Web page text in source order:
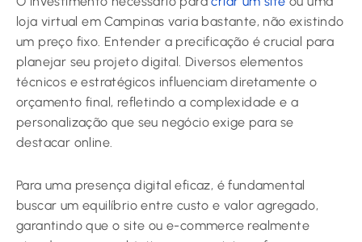
loja virtual em Campinas varia bastante, não existindo
um preço fixo. Entender a precificação é crucial para
planejar seu projeto digital. Diversos elementos
técnicos e estratégicos influenciam diretamente o
orçamento final, refletindo a complexidade e a
personalização que seu negócio exige para se
destacar online.
Para uma presença digital eficaz, é fundamental
buscar um equilíbrio entre custo e valor agregado,
garantindo que o site ou e-commerce realmente